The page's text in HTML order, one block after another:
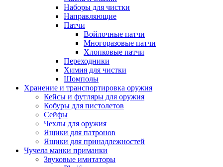
Наборы для чистки
Направляющие
Патчи
Войлочные патчи
Многоразовые патчи
Хлопковые патчи
Переходники
Химия для чистки
Шомполы
Хранение и транспортировка оружия
Кейсы и футляры для оружия
Кобуры для пистолетов
Сейфы
Чехлы для оружия
Ящики для патронов
Ящики для принадлежностей
Чучела манки приманки
Звуковые имитаторы